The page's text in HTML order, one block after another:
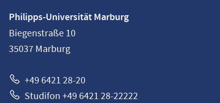
Philipps-
Universität
Marburg
Philipps-Universität Marburg
Biegenstraße 10
35037 Marburg
+49 6421 28-20
Studifon +49 6421 28-22222